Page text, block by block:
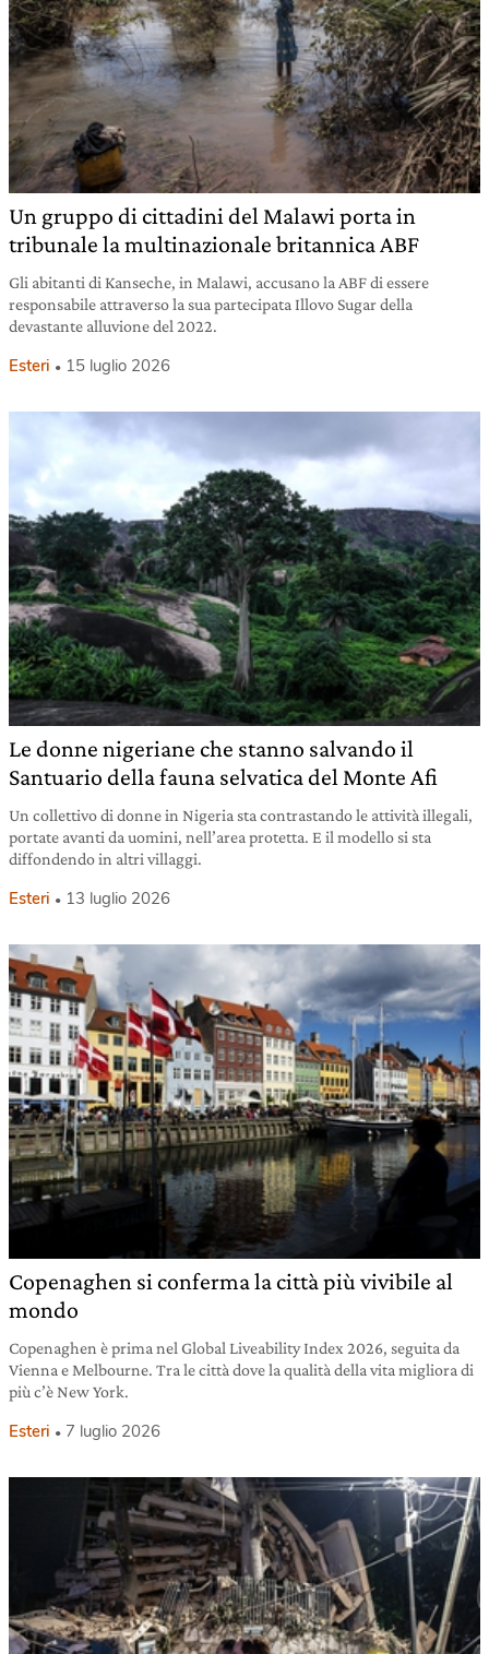
Un gruppo di cittadini del Malawi porta in
tribunale la multinazionale britannica ABF
Gli abitanti di Kanseche, in Malawi, accusano la ABF di essere
responsabile attraverso la sua partecipata Illovo Sugar della
devastante alluvione del 2022.
Esteri 15 luglio 2026
Le donne nigeriane che stanno salvando il
Santuario della fauna selvatica del Monte Afi
Un collettivo di donne in Nigeria sta contrastando le attività illegali,
portate avanti da uomini, nell’area protetta. E il modello si sta
diffondendo in altri villaggi.
Esteri 13 luglio 2026
Copenaghen si conferma la città più vivibile al
mondo
Copenaghen è prima nel Global Liveability Index 2026, seguita da
Vienna e Melbourne. Tra le città dove la qualità della vita migliora di
più c’è New York.
Esteri 7 luglio 2026